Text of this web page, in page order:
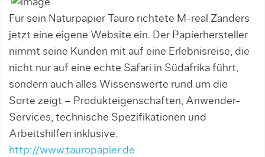
Für sein Naturpapier Tauro richtete M-real Zanders
jetzt eine eigene Website ein. Der Papierhersteller
nimmt seine Kunden mit auf eine Erlebnisreise, die
nicht nur auf eine echte Safari in Südafrika führt,
sondern auch alles Wissenswerte rund um die
Sorte zeigt – Produkteigenschaften, Anwender-
Services, technische Spezifikationen und
Arbeitshilfen inklusive.
http://www.tauropapier.de